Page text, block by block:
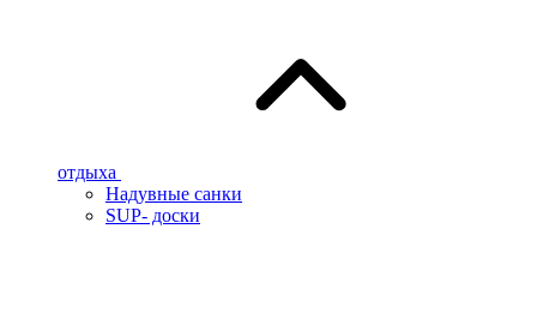
отдыха
Надувные санки
SUP- доски